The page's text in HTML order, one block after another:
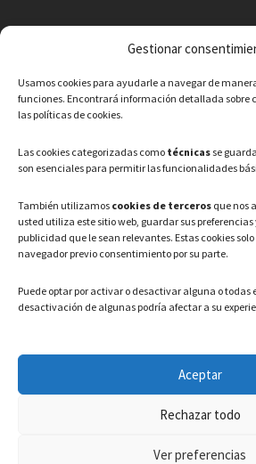
Gestionar
Usamos cookies para ayudarle a navegar de
funciones. Encontrará información detallada sobre
las políticas de cookies.
Las cookies categorizadas como técnicas se
son esenciales para permitir las funcionalidades
También utilizamos cookies de terceros que nos
usted utiliza este sitio web, guardar sus
publicidad que le sean relevantes. Estas cookies
navegador previo consentimiento por su parte.
Puede optar por activar o desactivar alguna o todas
desactivación de algunas podría afectar a su
Aceptar
Rechazar todo
Ver preferencias
Teléfono: 91 886 44 62
Correo Electrónico:
HORARIO
Lunes a Viernes: 08:00h – 15:00h
LEGAL
Política de privacidad–Aviso Legal–
Registro de actividades de Tratamiento